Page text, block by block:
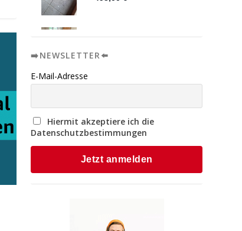
➡️NEWSLETTER⬅️
E-Mail-Adresse
Hiermit akzeptiere ich die
Datenschutzbestimmungen